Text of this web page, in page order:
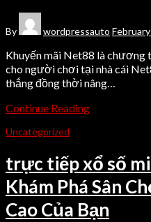
By wordpressauto
Khuyến mãi Net88 là chương
cho người chơi tại nhà cái
thắng đồng thời nâng…
Continue Reading
Uncategorized
trực tiếp xổ số
Khám Phá Sân
Cao Của Bạn